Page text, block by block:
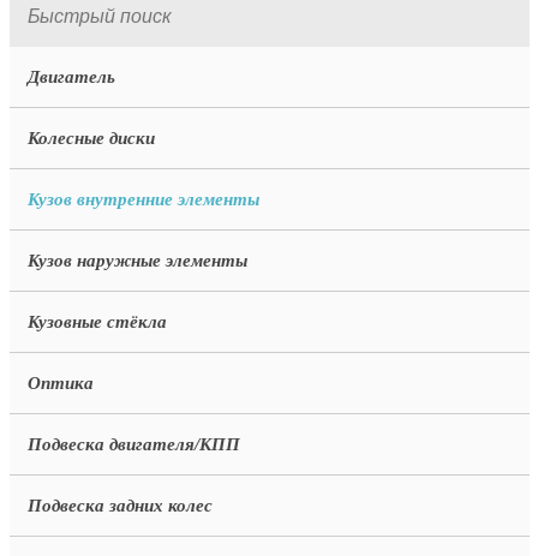
Двигатель
Колесные диски
Кузов внутренние элементы
Кузов наружные элементы
Кузовные стёкла
Оптика
Подвеска двигателя/КПП
Подвеска задних колес